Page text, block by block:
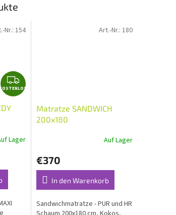
L
K
O
N
KOSTENLOS
Lager
Nr.:154
Matratze SANDWICH
200x180
Auf Lager
€370
In den Warenkorb
Sandwichmatratze - PUR und HR
Art.-Nr.: 180